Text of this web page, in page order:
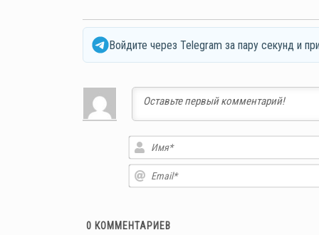
Войдите через Telegram за пару секунд и
0 КОММЕНТАРИЕВ